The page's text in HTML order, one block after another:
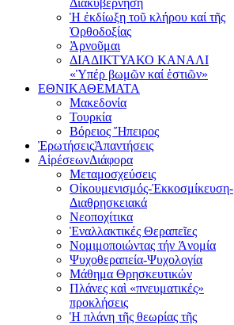
Διακυβέρνηση
Ἡ ἐκδίωξη τοῦ κλήρου καί τῆς
Ὀρθοδοξίας
Ἀρνοῦμαι
ΔΙΑΔΙΚΤΥΑΚΟ ΚΑΝΑΛΙ
«Ὑπέρ βωμῶν καί ἑστιῶν»
ΕΘΝΙΚΑΘΕΜΑΤΑ
Μακεδονία
Τουρκία
Βόρειος Ἤπειρος
ἘρωτήσειςἈπαντήσεις
ΑἱρέσεωνΔιάφορα
Μεταμοσχεύσεις
Οἰκουμενισμός-Ἐκκοσμίκευση-
Διαθρησκειακά
Νεοποχίτικα
Ἐναλλακτικές Θεραπεῖες
Νομιμοποιώντας τήν Ἀνομία
Ψυχοθεραπεία-Ψυχολογία
Μάθημα Θρησκευτικών
Πλάνες καὶ «πνευματικές»
προκλήσεις
Ἡ πλάνη τῆς θεωρίας τῆς